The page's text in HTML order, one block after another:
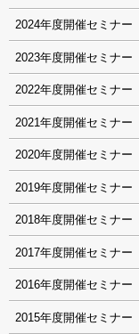
2024
2023
2022
2021
2020
2019
2018
2017
2016
2015